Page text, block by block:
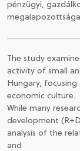
pénzügyi,
The study
activity of small
Hungary,
economic culture.
While many
development
analysis of the
and